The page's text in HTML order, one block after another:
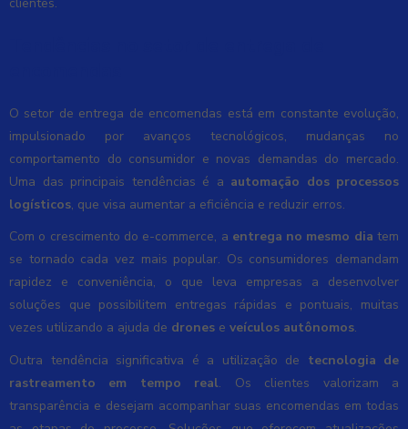
O setor de entrega de encomendas está em constante evolução,
impulsionado por avanços tecnológicos, mudanças no
comportamento do consumidor e novas demandas do mercado.
Uma das principais tendências é a automação dos processos
logísticos, que visa aumentar a eficiência e reduzir erros.
Com o crescimento do e-commerce, a entrega no mesmo dia tem
se tornado cada vez mais popular. Os consumidores demandam
rapidez e conveniência, o que leva empresas a desenvolver
soluções que possibilitem entregas rápidas e pontuais, muitas
vezes utilizando a ajuda de drones e veículos autônomos.
Outra tendência significativa é a utilização de tecnologia de
rastreamento em tempo real. Os clientes valorizam a
transparência e desejam acompanhar suas encomendas em todas